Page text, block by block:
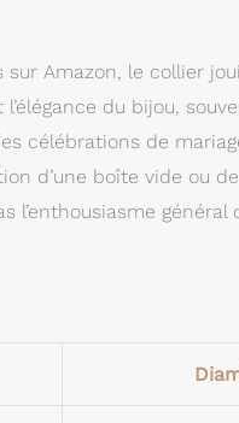
Amazon, le collier
du bijou,
célébrations de
d’une boîte vide ou
l’enthousiasme